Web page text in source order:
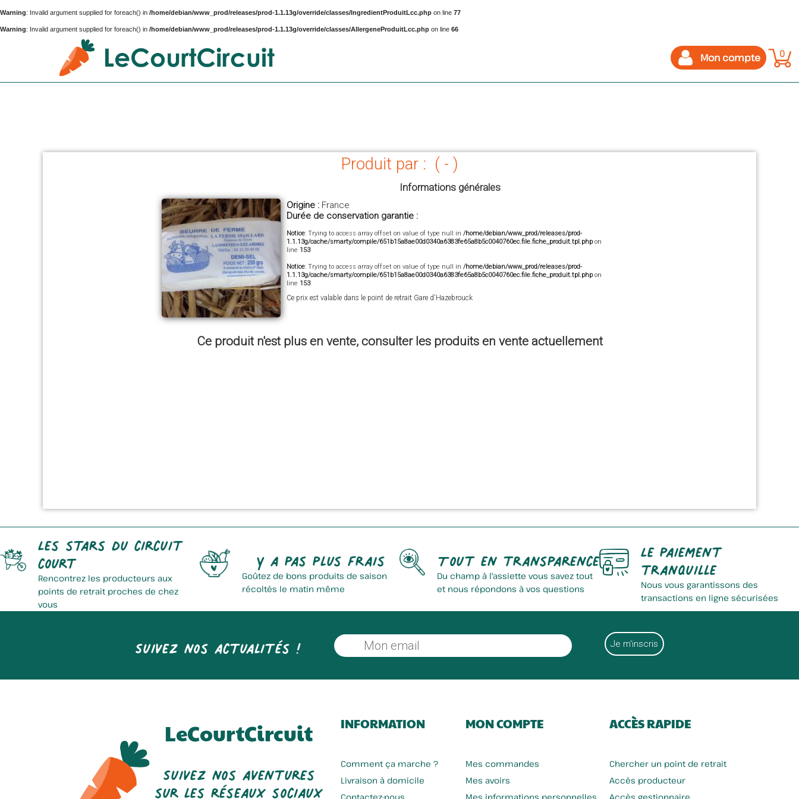
Warning: Invalid argument supplied for foreach() in /home/debian/www_prod/releases/prod-1.1.13g/override/classes/IngredientProduitLcc.php on line 77
Warning: Invalid argument supplied for foreach() in /home/debian/www_prod/releases/prod-1.1.13g/override/classes/AllergeneProduitLcc.php on line 66
Mon compte 0
Produit par : ( - )
Informations générales
Origine : France
Durée de conservation garantie :
Notice: Trying to access array offset on value of type null in /home/debian/www_prod/releases/prod-
1.1.13g/cache/smarty/compile/651b15a8ae00d0340a6383fe65a8b5c0040760ec.file.fiche_produit.tpl.phpon
line 153
Notice: Trying to access array offset on value of type null in /home/debian/www_prod/releases/prod-
1.1.13g/cache/smarty/compile/651b15a8ae00d0340a6383fe65a8b5c0040760ec.file.fiche_produit.tpl.phpon
line 153
Ce prix est valable dans le point de retrait Gare d'Hazebrouck
Ce produit n'est plus en vente, consulter les produits en vente actuellement
Les stars du circuit
court
Rencontrez les producteurs aux
points de retrait proches de chez
vous
Y a pas plus frais
Goûtez de bons produits de saison
récoltés le matin même
Tout en transparence
Du champ à l'assiette vous savez tout
et nous répondons à vos questions
Le paiement
tranquille
Nous vous garantissons des
transactions en ligne sécurisées
Suivez nos actualités !
LeCourtCircuit
Suivez nos aventures
sur les réseaux sociaux
INFORMATION
Comment ça marche ?
Livraison à domicile
MON COMPTE
Mes commandes
Mes avoirs
ACCÈS RAPIDE
Chercher un point de retrait
Accès producteur